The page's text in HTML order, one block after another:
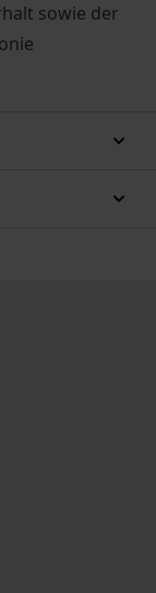
sowie der